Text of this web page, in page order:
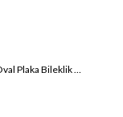
Özel Seri Zirkon Taşlı Daire Detay Oval Plaka Bileklik (18 cm)